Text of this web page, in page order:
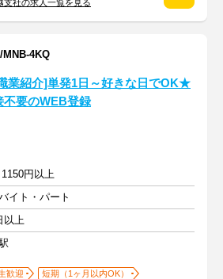
支社の求人一覧を見る
MNB-4KQ
業紹介]単発1日～好きな日でOK★
不要のWEB登録
円以上
イト・パート
以上
歓迎
短期（1ヶ月以内OK）